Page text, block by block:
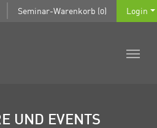
Seminar-Warenkorb (0) Login
UND EVENTS